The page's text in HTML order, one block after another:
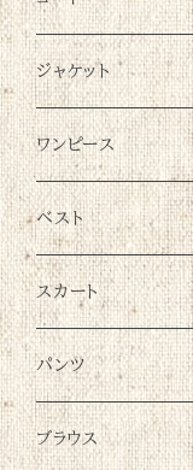
ジャケット
ワンピース
ベスト
スカート
パンツ
ブラウス